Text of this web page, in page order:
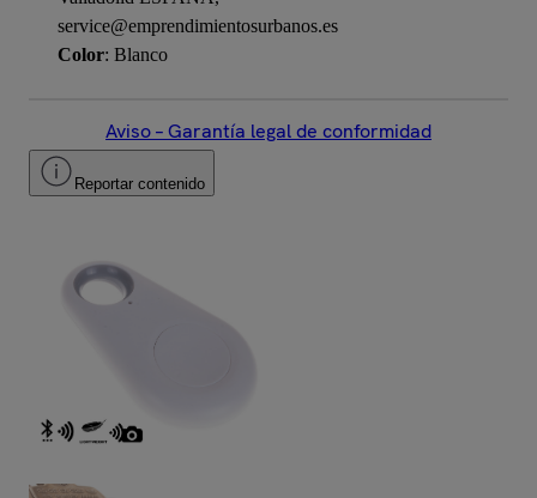
service@emprendimientosurbanos.es
Color: Blanco
Aviso – Garantía legal de conformidad
Reportar contenido